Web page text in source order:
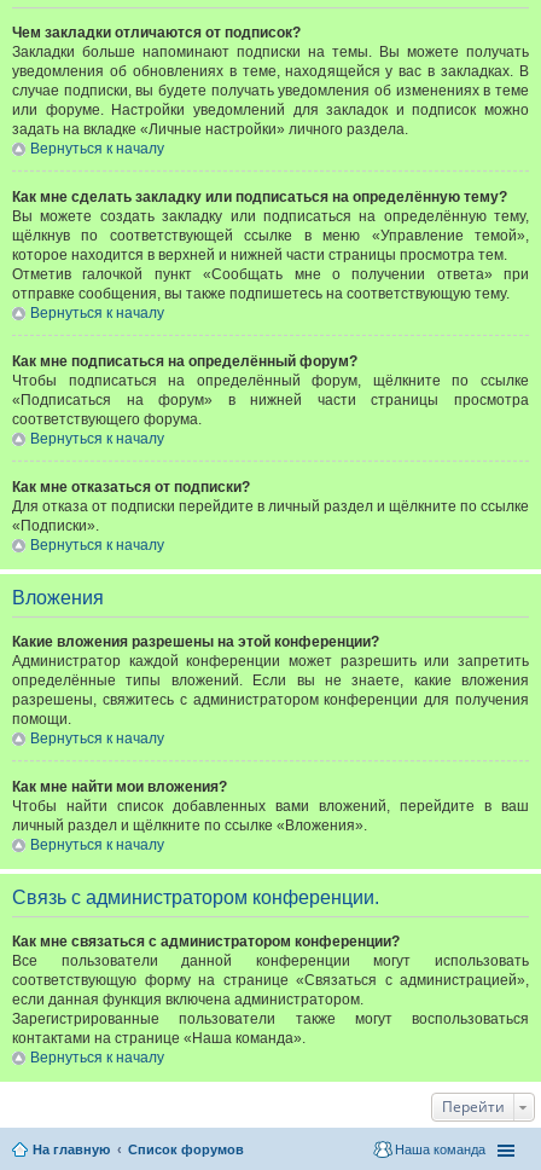
Чем закладки отличаются от подписок?
Закладки больше напоминают подписки на темы. Вы можете получать
уведомления об обновлениях в теме, находящейся у вас в закладках. В
случае подписки, вы будете получать уведомления об изменениях в теме
или форуме. Настройки уведомлений для закладок и подписок можно
задать на вкладке «Личные настройки» личного раздела.
Вернуться к началу
Как мне сделать закладку или подписаться на определённую тему?
Вы можете создать закладку или подписаться на определённую тему,
щёлкнув по соответствующей ссылке в меню «Управление темой»,
которое находится в верхней и нижней части страницы просмотра тем.
Отметив галочкой пункт «Сообщать мне о получении ответа» при
отправке сообщения, вы также подпишетесь на соответствующую тему.
Вернуться к началу
Как мне подписаться на определённый форум?
Чтобы подписаться на определённый форум, щёлкните по ссылке
«Подписаться на форум» в нижней части страницы просмотра
соответствующего форума.
Вернуться к началу
Как мне отказаться от подписки?
Для отказа от подписки перейдите в личный раздел и щёлкните по ссылке
«Подписки».
Вернуться к началу
Вложения
Какие вложения разрешены на этой конференции?
Администратор каждой конференции может разрешить или запретить
определённые типы вложений. Если вы не знаете, какие вложения
разрешены, свяжитесь с администратором конференции для получения
помощи.
Вернуться к началу
Как мне найти мои вложения?
Чтобы найти список добавленных вами вложений, перейдите в ваш
личный раздел и щёлкните по ссылке «Вложения».
Вернуться к началу
Связь с администратором конференции.
Как мне связаться с администратором конференции?
Все пользователи данной конференции могут использовать
соответствующую форму на странице «Связаться с администрацией»,
если данная функция включена администратором.
Зарегистрированные пользователи также могут воспользоваться
контактами на странице «Наша команда».
Вернуться к началу
Перейти
На главную Список форумов Наша команда